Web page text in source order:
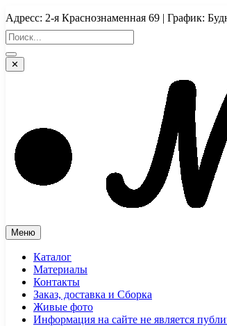
к
содержимому
Адресс: 2-я Краснознаменная 69 |
✕
Меню
Каталог
Материалы
Контакты
Заказ, доставка и Сборка
Живые фото
Информация на сайте не является